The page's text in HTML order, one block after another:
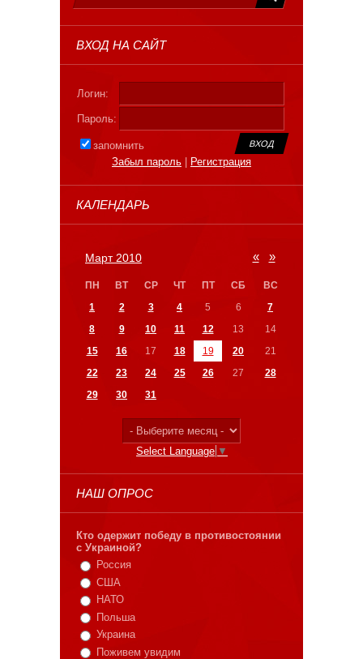
ВХОД НА САЙТ
Логин:
Пароль:
запомнить
Забыл пароль
Регистрация
КАЛЕНДАРЬ
«
Март 2010 »
ПН ВТ СР ЧТ ПТ СБ
ВС
1
2 3 4 5 6
7
8
9 10 11 12 13
14
15
16 17 18 19 20
21
22
23 24 25 26 27
28
29
30 31
Select Language ▼
НАШ ОПРОС
Кто одержит победу в противостоянии
с Украиной?
Россия
США
НАТО
Польша
Украина
Поживем увидим